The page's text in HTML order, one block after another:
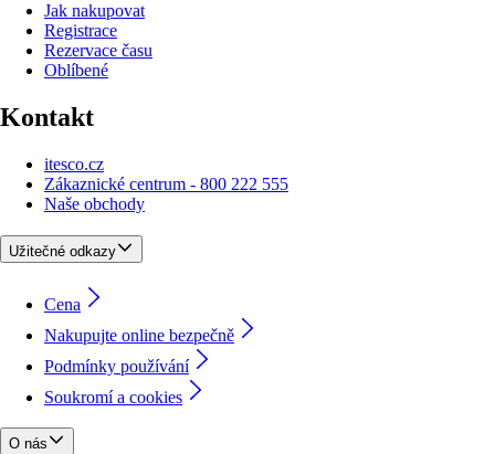
Jak nakupovat
Registrace
Rezervace času
Oblíbené
Kontakt
itesco.cz
Zákaznické centrum - 800 222 555
Naše obchody
Užitečné odkazy
Cena
Nakupujte online bezpečně
Podmínky používání
Soukromí a cookies
O nás